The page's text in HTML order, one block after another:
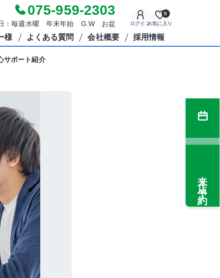
075-959-2303
：毎週水曜 年末年始 G.W お盆 ログインお気に入り
0
様 よくある質問 会社概要 採用情報
サポート紹介
来店予約